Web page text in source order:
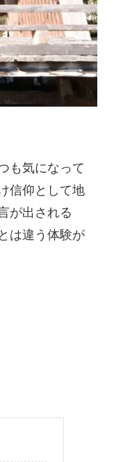
も気になって
信仰として地
が出される
は違う体験が